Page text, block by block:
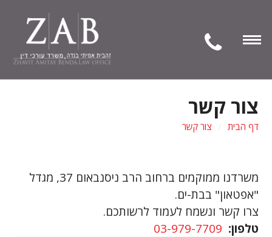
Open
צור קשר
דף הבית צור קשר
משרדנו ממוקמים ברחוב הרב ניסנבאום 37, מגדל
"אפטאון" בבת-ים.
צרו קשר ונשמח לעמוד לרשותכם.
טלפון: 03-979-7709